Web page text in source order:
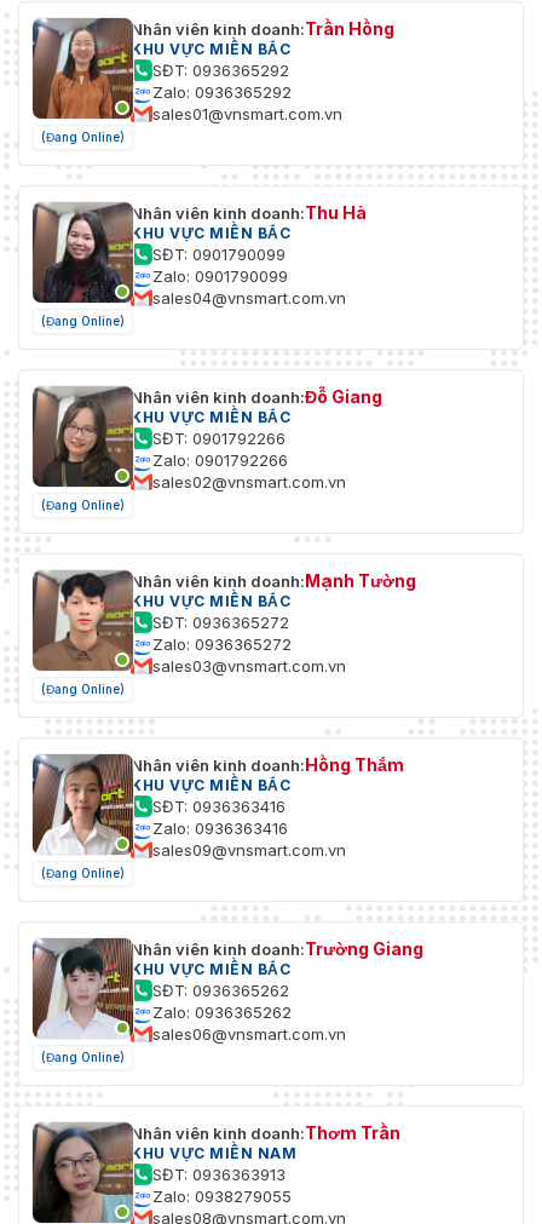
(Đang Online)
Nhân viên kinh doanh:Trần Hồng
KHU VỰC MIỀN BẮC
SĐT: 0936365292
Zalo: 0936365292
sales01@vnsmart.com.vn
(Đang Online)
Nhân viên kinh doanh:Thu Hà
KHU VỰC MIỀN BẮC
SĐT: 0901790099
Zalo: 0901790099
sales04@vnsmart.com.vn
(Đang Online)
Nhân viên kinh doanh:Đỗ Giang
KHU VỰC MIỀN BẮC
SĐT: 0901792266
Zalo: 0901792266
sales02@vnsmart.com.vn
(Đang Online)
Nhân viên kinh doanh:Mạnh Tường
KHU VỰC MIỀN BẮC
SĐT: 0936365272
Zalo: 0936365272
sales03@vnsmart.com.vn
(Đang Online)
Nhân viên kinh doanh:Hồng Thắm
KHU VỰC MIỀN BẮC
SĐT: 0936363416
Zalo: 0936363416
sales09@vnsmart.com.vn
(Đang Online)
Nhân viên kinh doanh:Trường Giang
KHU VỰC MIỀN BẮC
SĐT: 0936365262
Zalo: 0936365262
sales06@vnsmart.com.vn
Nhân viên kinh doanh:Thơm Trần
KHU VỰC MIỀN NAM
SĐT: 0936363913
Zalo: 0938279055
sales08@vnsmart.com.vn